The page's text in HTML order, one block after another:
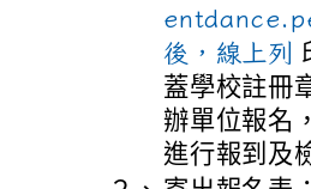
後，線上列
蓋學校註冊
辦單位報名
進行報到及